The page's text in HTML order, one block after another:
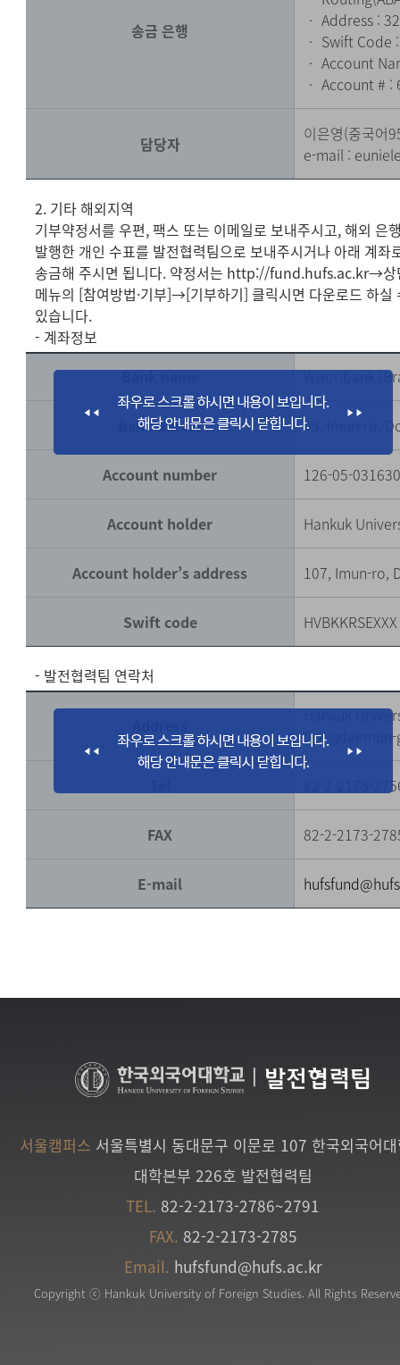
송금 은행
‧ Address :
‧ Swift Code
‧ Account
‧ Account # :
담당자
이은영(중국어
e-mail :
2. 기타 해외지역
기부약정서를 우편, 팩스 또는 이메일로 보내주시고, 해외 은
발행한 개인 수표를 발전협력팀으로 보내주시거나 아래 계좌
송금해 주시면 됩니다. 약정서는 http://fund.hufs.ac.kr→상
메뉴의 [참여방법·기부]→[기부하기] 클릭시면 다운로드 하실
있습니다.
- 계좌정보
Bank name
Wooribank
Bank adress 99, Imun-ro,
Account number 126-05-
Account holder Hankuk
Account holder’s address 107, Imun-ro,
Swift code HVBKKRSEXXX
- 발전협력팀 연락처
Hankuk
Dongdaemun-
82-2-2173-
FAX 82-2-2173-
E-mail
발전협력팀
서울캠퍼스 서울특별시 동대문구 이문로 107 한국외국어
대학본부 226호 발전협력팀
TEL. 82-2-2173-2786~2791
FAX. 82-2-2173-2785
Email. hufsfund@hufs.ac.kr
Copyright ⓒ Hankuk University of Foreign Studies. All Rights